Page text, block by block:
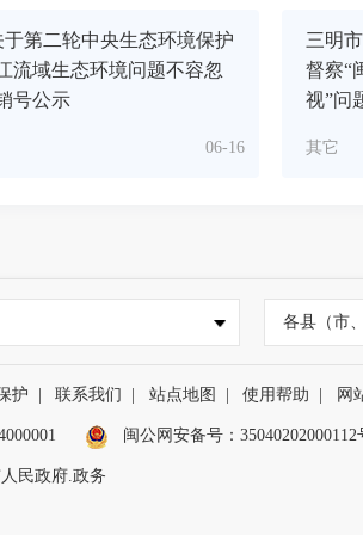
于第二轮中央生态环境保护
流域生态环境问题不容忽
号公示
06-16
三明
督察“
视”问
其它
各县（市
护 联系我们 站点地图 使用帮助 网
闽公网安备号： 35040202000112
民政府.政务